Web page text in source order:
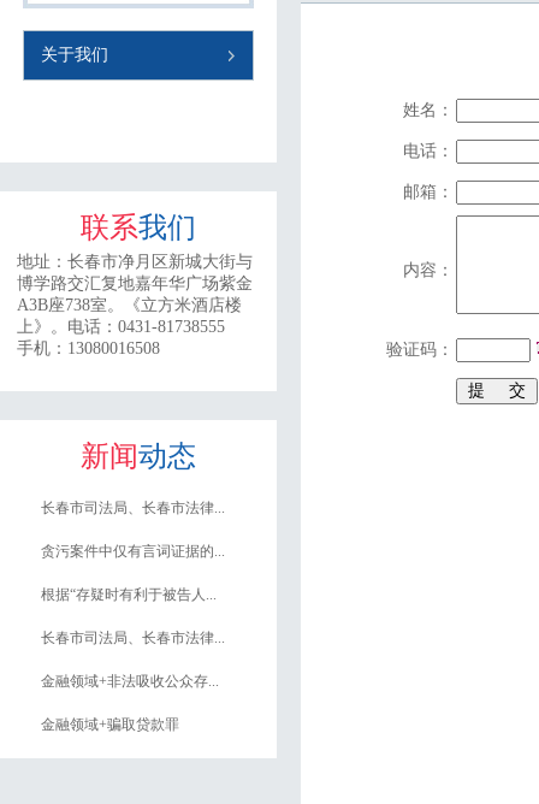
关于我们
联系我们
地址： 长春市净月区新城大街与
博学路交汇复地嘉年华广场紫金
A3B座738室。《立方米酒店楼
上》。 电话：0431-81738555
手机：13080016508
新闻动态
长春市司法局、长春市法律...
贪污案件中仅有言词证据的...
根据“存疑时有利于被告人...
长春市司法局、长春市法律...
金融领域+非法吸收公众存...
金融领域+骗取贷款罪
姓名：
电话：
邮箱：
内容：
验证码：